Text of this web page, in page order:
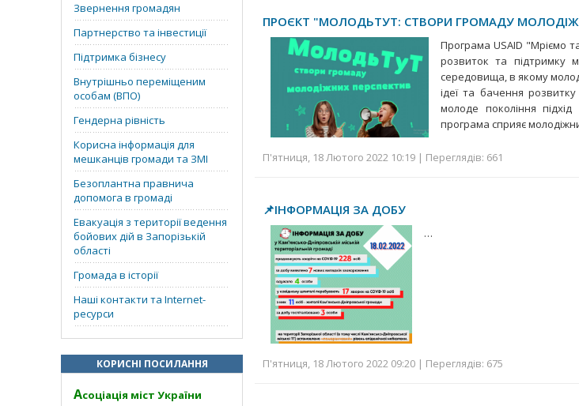
Звернення громадян
Партнерство та інвестиції
Підтримка бізнесу
Внутрішньо переміщеним
особам (ВПО)
Гендерна рівність
Корисна інформація для
мешканців громади та ЗМІ
Безоплантна правнича
допомога в громаді
Евакуація з території ведення
бойових дій в Запорізькій
області
Громада в історії
Наші контакти та Internet-
ресурси
КОРИСНІ ПОСИЛАННЯ
Асоціація міст України
ПРОЄКТ "МОЛОДЬТУТ: CТВОРИ ГРОМАДУ
Програма USAID "Мріємо
розвиток та підтримку
середовища, в якому
ідеї та бачення
молоде покоління
програма сприяє
П'ятниця, 18 Лютого 2022 10:19 | Переглядів: 661
📌ІНФОРМАЦІЯ ЗА ДОБУ
…
П'ятниця, 18 Лютого 2022 09:20 | Переглядів: 675